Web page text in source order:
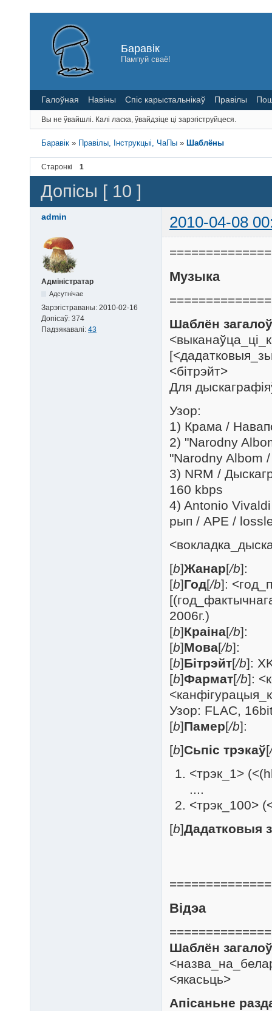
Баравік
Пампуй сваё!
Галоўная Навіны Спіс карыстальнікаў Правілы
Вы не ўвайшлі. Калі ласка, ўвайдзіце ці зарэгіструйцеся.
Баравік » Правілы, Інструкцыі, ЧаПы » Шаблёны
Старонкі 1
Допісы [ 10 ]
admin 2010-04-08
Адміністратар
Адсутнічае
Зарэгістраваны: 2010-02-16
Допісаў: 374
Падзякавалі: 43
Музыка
Шаблён
<бітрэйт>
Для
Узор:
1) Крама /
2) "Narodny
"Narodny Albom
3) NRM /
160 kbps
4) Antonio
рып / APE /
[b]Жанар[/b]:
[b]Год[/b]:
2006г.)
[b]Краіна[/b]:
[b]Мова[/b]:
[b]Бітрэйт[/b]:
[b]Фармат[/b]:
Узор: FLAC,
[b]Памер[/b]:
[b]Сьпіс трэкаў[
<трэк_1>
....
<трэк_100>
[b]Дадатковыя
Відэа
Шаблён
<якасьць>
Апісаньне